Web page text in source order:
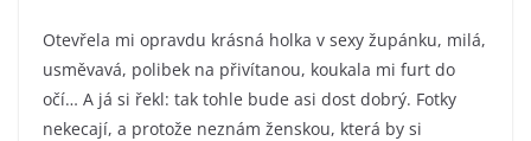
Otevřela mi opravdu krásná holka v sexy župánku, milá,
usměvavá, polibek na přivítanou, koukala mi furt do
očí… A já si řekl: tak tohle bude asi dost dobrý. Fotky
nekecají, a protože neznám ženskou, která by si